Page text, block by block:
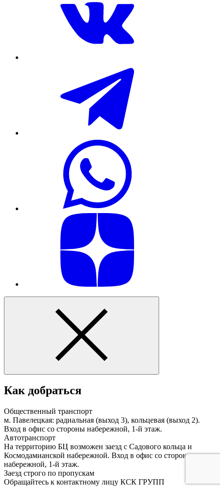
Как добраться
Общественный транспорт
м. Павелецкая: радиальная (выход 3), кольцевая (выход 2).
Вход в офис со стороны набережной, 1-й этаж.
Автотранспорт
На территорию БЦ возможен заезд с Садового кольца и
Космодамианской набережной. Вход в офис со стороны
набережной, 1-й этаж.
Заезд строго по пропускам
Обращайтесь к контактному лицу КСК ГРУПП